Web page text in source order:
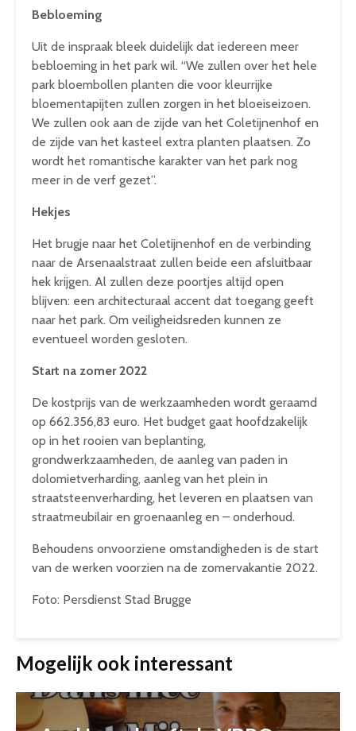
Bebloeming
Uit de inspraak bleek duidelijk dat iedereen meer
bebloeming in het park wil. “We zullen over het hele
park bloembollen planten die voor kleurrijke
bloementapijten zullen zorgen in het bloeiseizoen.
We zullen ook aan de zijde van het Coletijnenhof en
de zijde van het kasteel extra planten plaatsen. Zo
wordt het romantische karakter van het park nog
meer in de verf gezet”.
Hekjes
Het brugje naar het Coletijnenhof en de verbinding
naar de Arsenaalstraat zullen beide een afsluitbaar
hek krijgen. Al zullen deze poortjes altijd open
blijven: een architecturaal accent dat toegang geeft
naar het park. Om veiligheidsreden kunnen ze
eventueel worden gesloten.
Start na zomer 2022
De kostprijs van de werkzaamheden wordt geraamd
op 662.356,83 euro. Het budget gaat hoofdzakelijk
op in het rooien van beplanting,
grondwerkzaamheden, de aanleg van paden in
dolomietverharding, aanleg van het plein in
straatsteenverharding, het leveren en plaatsen van
straatmeubilair en groenaanleg en – onderhoud.
Behoudens onvoorziene omstandigheden is de start
van de werken voorzien na de zomervakantie 2022.
Foto: Persdienst Stad Brugge
Mogelijk ook interessant